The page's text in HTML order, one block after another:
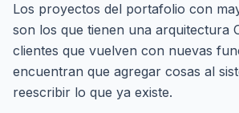
Los proyectos del portafolio con
son los que tienen una arquitectura
clientes que vuelven con nuevas
encuentran que agregar cosas al
reescribir lo que ya existe.